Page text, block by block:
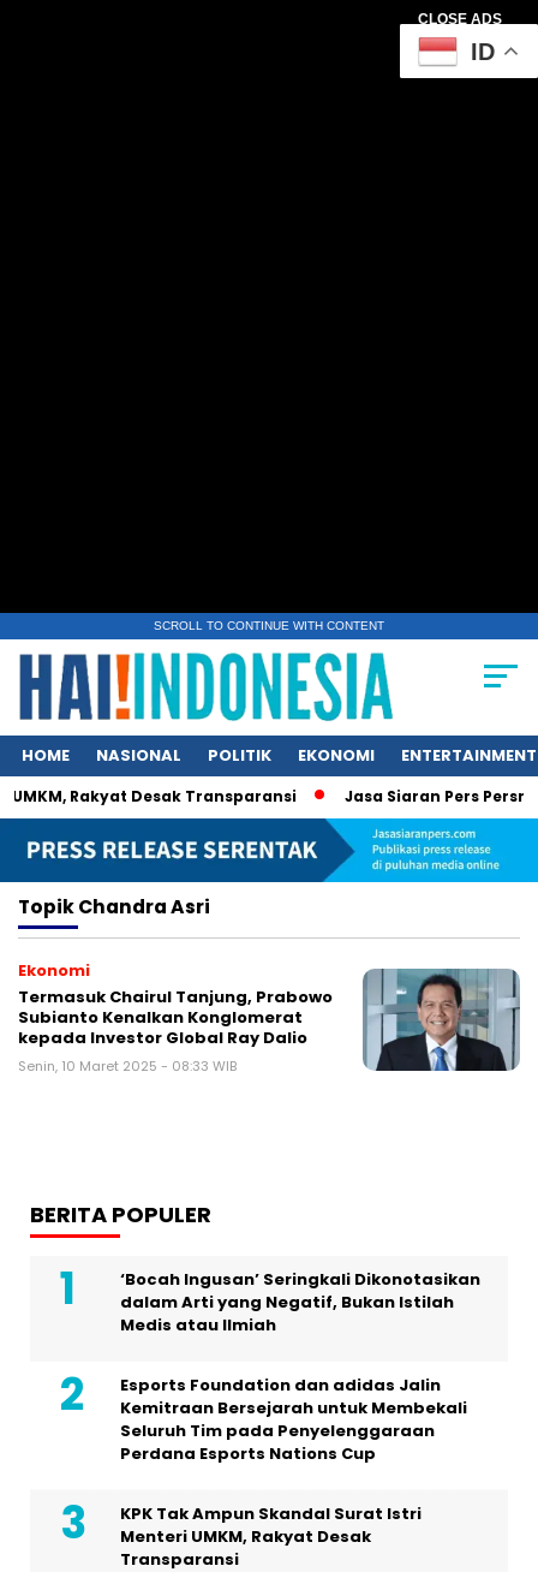
CLOSE ADS
SCROLL TO CONTINUE WITH CONTENT
HOME NASIONAL POLITIK EKONOMI ENTERTAINMENT
Rakyat Desak Transparansi Jasa Siaran Pers
TopikChandra Asri
Ekonomi
Termasuk Chairul Tanjung, Prabowo
Subianto Kenalkan Konglomerat
kepada Investor Global Ray Dalio
Senin, 10 Maret 2025 - 08:33 WIB
BERITA POPULER
‘Bocah Ingusan’ Seringkali Dikonotasikan
dalam Arti yang Negatif, Bukan Istilah
Medis atau Ilmiah
Esports Foundation dan adidas Jalin
Kemitraan Bersejarah untuk Membekali
Seluruh Tim pada Penyelenggaraan
Perdana Esports Nations Cup
KPK Tak Ampun Skandal Surat Istri
Menteri UMKM, Rakyat Desak
Transparansi
ID